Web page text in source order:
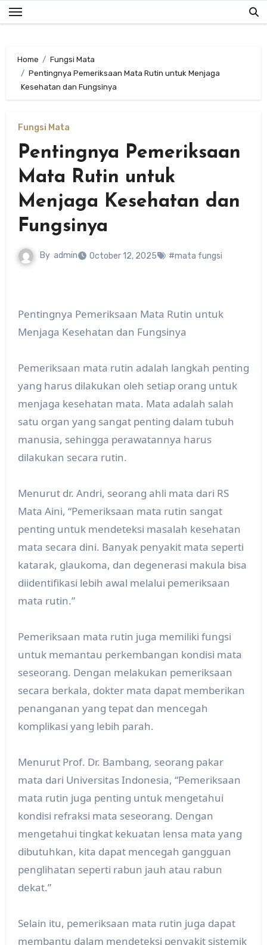
Skip
to
Home
Fungsi Mata
Pentingnya Pemeriksaan Mata Rutin untuk Menjaga
Kesehatan dan Fungsinya
Fungsi Mata
Pentingnya Pemeriksaan
Mata Rutin untuk
Menjaga Kesehatan dan
Fungsinya
By admin October 12, 2025 #mata fungsi
Pentingnya Pemeriksaan Mata Rutin untuk
Menjaga Kesehatan dan Fungsinya
Pemeriksaan mata rutin adalah langkah penting
yang harus dilakukan oleh setiap orang untuk
menjaga kesehatan mata. Mata adalah salah
satu organ yang sangat penting dalam tubuh
manusia, sehingga perawatannya harus
dilakukan secara rutin.
Menurut dr. Andri, seorang ahli mata dari RS
Mata Aini, “Pemeriksaan mata rutin sangat
penting untuk mendeteksi masalah kesehatan
mata secara dini. Banyak penyakit mata seperti
katarak, glaukoma, dan degenerasi makula bisa
diidentifikasi lebih awal melalui pemeriksaan
mata rutin.”
Pemeriksaan mata rutin juga memiliki fungsi
untuk memantau perkembangan kondisi mata
seseorang. Dengan melakukan pemeriksaan
secara berkala, dokter mata dapat memberikan
penanganan yang tepat dan mencegah
komplikasi yang lebih parah.
Menurut Prof. Dr. Bambang, seorang pakar
mata dari Universitas Indonesia, “Pemeriksaan
mata rutin juga penting untuk mengetahui
kondisi refraksi mata seseorang. Dengan
mengetahui tingkat kekuatan lensa mata yang
dibutuhkan, kita dapat mencegah gangguan
penglihatan seperti rabun jauh atau rabun
dekat.”
Selain itu, pemeriksaan mata rutin juga dapat
membantu dalam mendeteksi penyakit sistemik